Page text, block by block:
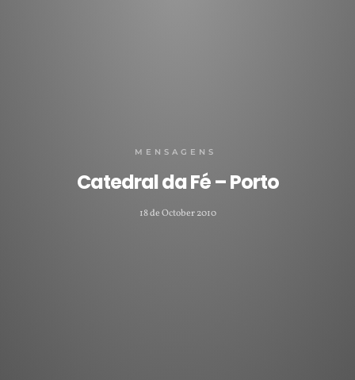
MENSAGENS
Catedral da Fé – Porto
18 de October 2010